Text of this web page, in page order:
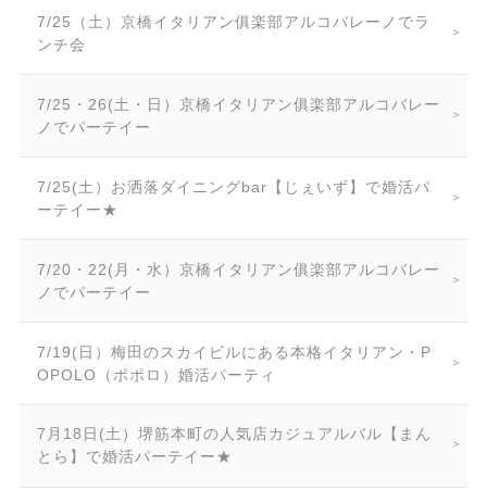
7/25（土）京橋イタリアン俱楽部アルコバレーノでラ
ンチ会
7/25・26(土・日）京橋イタリアン俱楽部アルコバレー
ノでパーテイー
7/25(土）お洒落ダイニングbar【じぇいず】で婚活パ
ーテイー★
7/20・22(月・水）京橋イタリアン俱楽部アルコバレー
ノでパーテイー
7/19(日）梅田のスカイビルにある本格イタリアン・P
OPOLO（ポポロ）婚活パーティ
7月18日(土）堺筋本町の人気店カジュアルバル【まん
とら】で婚活パーテイー★